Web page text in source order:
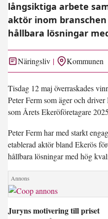
långsiktiga arbete
aktör inom
hållbara lösningar
Näringsliv Kommunen
Tisdag 12 maj överraskades
Peter Ferm som äger och
som Årets Ekeröföretagare
Peter Ferm har med starkt
etablerad aktör bland Ekerös
hållbara lösningar med hög
Juryns motivering till priset